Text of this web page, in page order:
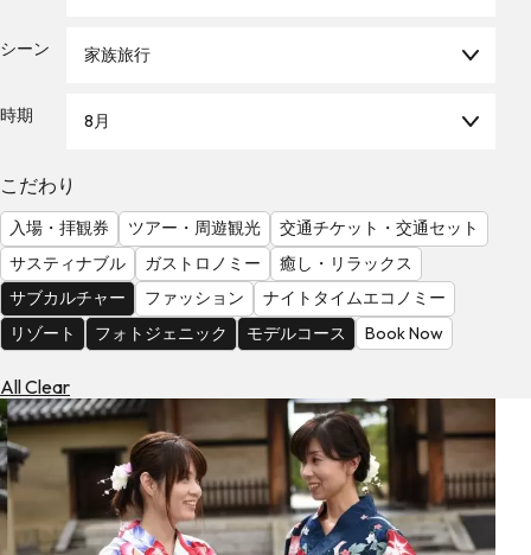
る
シーン 家族旅行
時期 8月
こだわり
入場・拝観券 ツアー・周遊観光
交通チケット・交通セット
サスティナブル
ガストロノミー
癒し・リラックス
サブカルチャー
ファッション
ナイトタイムエコノミー
リゾート
フォトジェニック モデルコース Book Now
All Clear